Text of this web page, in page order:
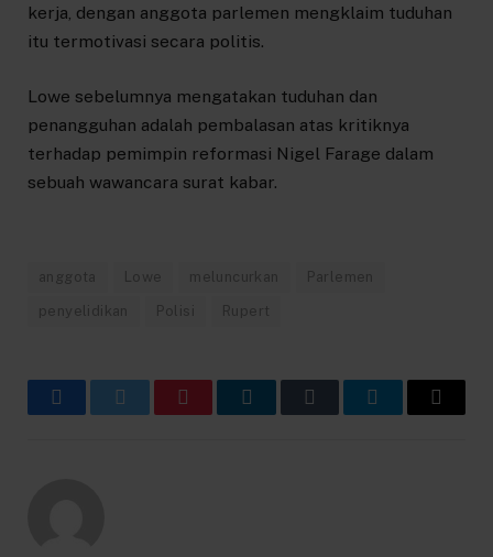
kerja, dengan anggota parlemen mengklaim tuduhan
itu termotivasi secara politis.
Lowe sebelumnya mengatakan tuduhan dan
penangguhan adalah pembalasan atas kritiknya
terhadap pemimpin reformasi Nigel Farage dalam
sebuah wawancara surat kabar.
anggota Lowe meluncurkan Parlemen
penyelidikan Polisi Rupert
FacebookTwitter PinterestLinkedInTumblr TelegramEmail